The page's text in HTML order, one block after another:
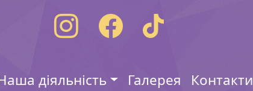
діяльність Галерея Контакти